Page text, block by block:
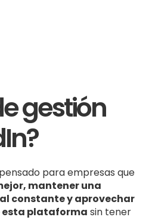
gestión
para empresas que
mantener una
constante y aprovechar
esta plataforma sin tener